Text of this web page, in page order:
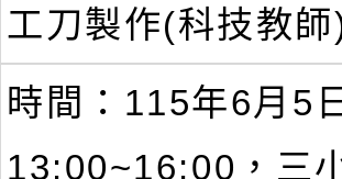
工刀製作(科技教
時間：115年6月5
13:00~16:00，三